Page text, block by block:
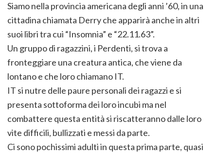
Siamo nella provincia americana degli anni ’60, in una
cittadina chiamata Derry che apparirà anche in altri
suoi libri tra cui “Insomnia” e “22.11.63”.
Un gruppo di ragazzini, i Perdenti, si trova a
fronteggiare una creatura antica, che viene da
lontano e che loro chiamano IT.
IT si nutre delle paure personali dei ragazzi e si
presenta sottoforma dei loro incubi ma nel
combattere questa entità si riscatteranno dalle loro
vite difficili, bullizzati e messi da parte.
Ci sono pochissimi adulti in questa prima parte, quasi